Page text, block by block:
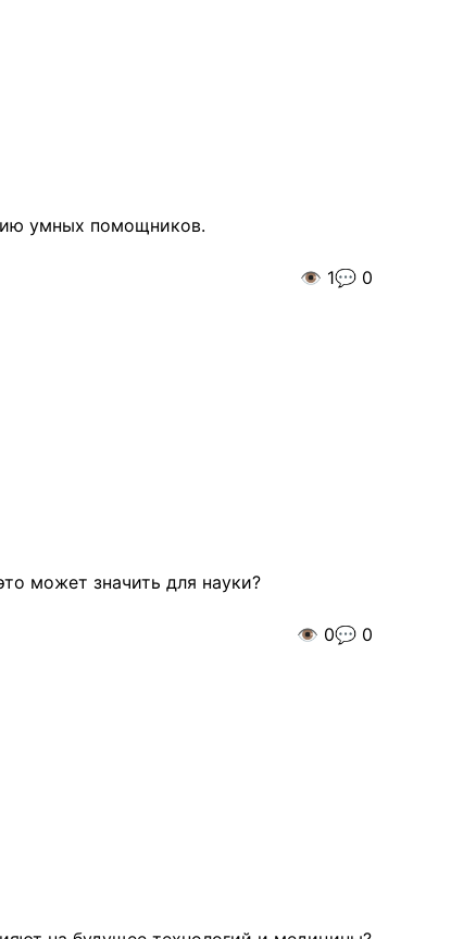
умных помощников.
👁️ 1💬 0
может значить для науки?
👁️ 0💬 0